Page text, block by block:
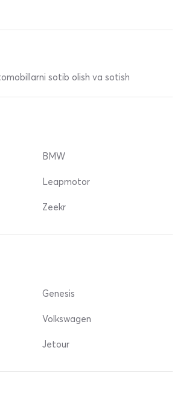
sotib olish va sotish
BMW
Leapmotor
Zeekr
Genesis
Volkswagen
Jetour